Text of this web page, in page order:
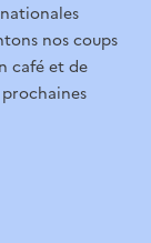
nos coups
café et de